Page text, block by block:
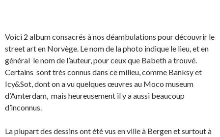
Voici 2 album consacrés à nos déambulations pour découvrir le
street art en Norvège. Le nom de la photo indique le lieu, et en
général le nom de l’auteur, pour ceux que Babeth a trouvé.
Certains sont très connus dans ce milieu, comme Banksy et
Icy&Sot, dont on a vu quelques œuvres au Moco museum
d’Amterdam, mais heureusement il y a aussi beaucoup
d’inconnus.
La plupart des dessins ont été vus en ville à Bergen et surtout à